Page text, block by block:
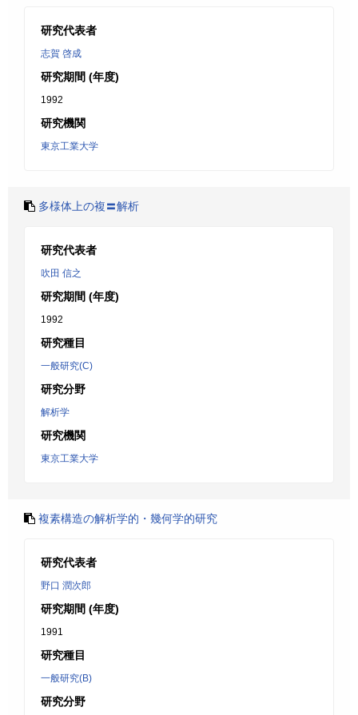
研究代表者
志賀 啓成
研究期間 (年度)
1992
研究機関
東京工業大学
多様体上の複〓解析
研究代表者
吹田 信之
研究期間 (年度)
1992
研究種目
一般研究(C)
研究分野
解析学
研究機関
東京工業大学
複素構造の解析学的・幾何学的研究
研究代表者
野口 潤次郎
研究期間 (年度)
1991
研究種目
一般研究(B)
研究分野